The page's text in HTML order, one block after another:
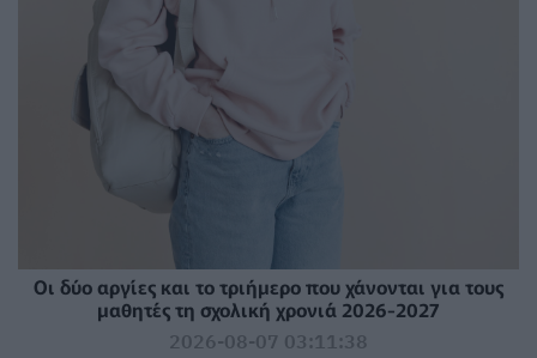
Οι δύο αργίες και το τριήμερο που χάνονται για τους
μαθητές τη σχολική χρονιά 2026-2027
2026-08-07 03:11:38